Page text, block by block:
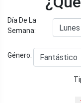
Día De La
Semana:
Género: